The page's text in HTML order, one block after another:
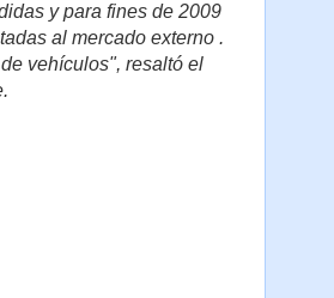
y para fines de 2009
al mercado externo .
vehículos", resaltó el